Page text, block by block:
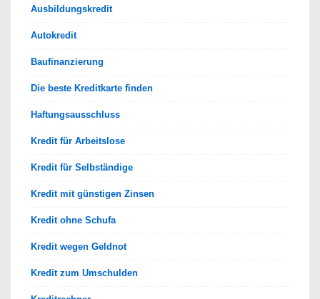
Ausbildungskredit
Autokredit
Baufinanzierung
Die beste Kreditkarte finden
Haftungsausschluss
Kredit für Arbeitslose
Kredit für Selbständige
Kredit mit günstigen Zinsen
Kredit ohne Schufa
Kredit wegen Geldnot
Kredit zum Umschulden